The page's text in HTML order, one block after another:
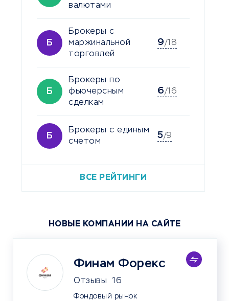
валютами
Б
Брокеры с
маржинальной
торговлей
9/18
Б
Брокеры по
фьючерсным
сделкам
6/16
Б
Брокеры с единым
счетом
5/9
ВСЕ РЕЙТИНГИ
НОВЫЕ КОМПАНИИ НА САЙТЕ
Финам Форекс
Отзывы 16
Фондовый рынок